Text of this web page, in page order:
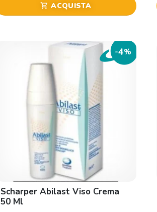
shopping_cart ACQUISTA
-4%
Scharper Abilast Viso Crema
50 Ml